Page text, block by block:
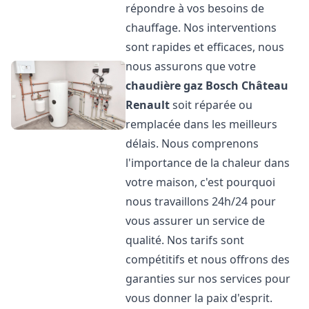
répondre à vos besoins de
chauffage. Nos interventions
sont rapides et efficaces, nous
nous assurons que votre
chaudière gaz Bosch Château
Renaultsoit réparée ou
remplacée dans les meilleurs
délais. Nous comprenons
l'importance de la chaleur dans
votre maison, c'est pourquoi
nous travaillons 24h/24 pour
vous assurer un service de
qualité. Nos tarifs sont
compétitifs et nous offrons des
garanties sur nos services pour
vous donner la paix d'esprit.